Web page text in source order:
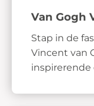
Van Gogh
Stap in de
Vincent van